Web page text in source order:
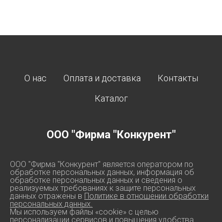
О нас Оплата и доставка
Контакты
Каталог
ООО "Фирма "Конкурент"
ООО "Фирма "Конкурент" является оператором по
обработке персональных данных, информация об
обработке персональных данных и сведения о
реализуемых требованиях к защите персональных
данных отражены в Политике в отношении обработки
персональных данных.
Мы используем файлы «cookie» с целью
персонализации сервисов и повышения удобства